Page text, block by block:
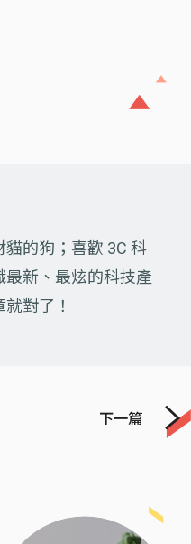
的狗；喜歡 3C 科
最新、最炫的科技產
對了！
下一篇